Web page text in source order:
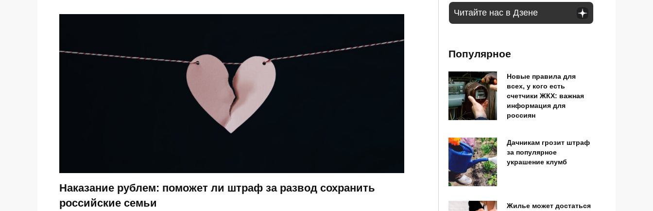
Наказание рублем: поможет ли штраф за развод сохранить
российские семьи
Читайте нас в Дзене
Популярное
Новые правила для
всех, у кого есть
счетчики ЖКХ: важная
информация для
россиян
Дачникам грозит штраф
за популярное
украшение клумб
Жилье может достаться